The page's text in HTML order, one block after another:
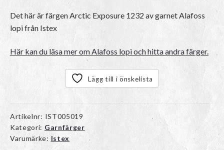
Det här är färgenArctic Exposure 1232 av garnetAlafoss
lopifrån Istex
Här kan du läsa mer om Alafoss lopi och hitta andra färger.
Lägg till i önskelista
Artikelnr: IST005019
Kategori: Garnfärger
Varumärke: Istex